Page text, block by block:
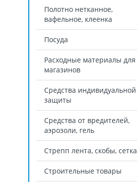
Полотно нетканное,
вафельное, клеенка
Посуда
Расходные материалы для
магазинов
Средства индивидуальной
защиты
Средства от вредителей,
аэрозоли, гель
Стрепп лента, скобы, сетка
Строительные товары